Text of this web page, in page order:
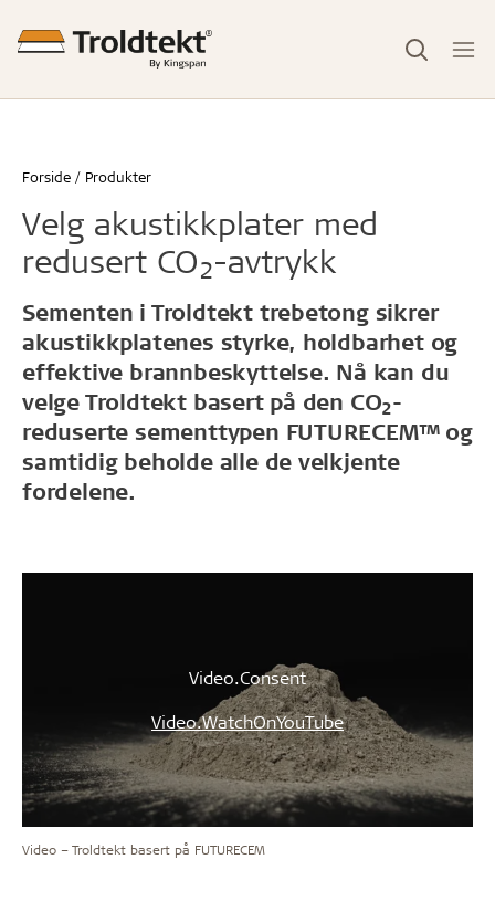
Forside Produkter
Velg akustikkplater med
redusert CO2-avtrykk
Sementen i Troldtekt trebetong sikrer
akustikkplatenes styrke, holdbarhet og
effektive brannbeskyttelse. Nå kan du
velge Troldtekt basert på den CO2-
reduserte sementtypen FUTURECEM™ og
samtidig beholde alle de velkjente
fordelene.
Video.Consent
Video.WatchOnYouTube
Video – Troldtekt basert på FUTURECEM